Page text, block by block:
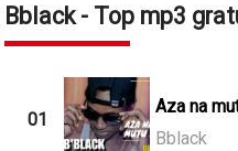
Bblack - Top mp3
01
Aza na
Bblack